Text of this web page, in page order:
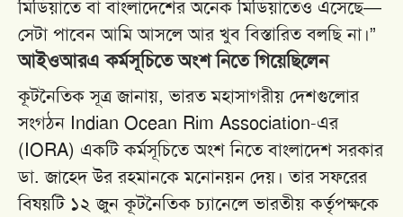
মিডিয়াতে বা বাংলাদেশের অনেক মিডিয়াতেও এসেছে—
সেটা পাবেন আমি আসলে আর খুব বিস্তারিত বলছি না।”
আইওআরএ কর্মসূচিতে অংশ নিতে গিয়েছিলেন
কূটনৈতিক সূত্র জানায়, ভারত মহাসাগরীয় দেশগুলোর
সংগঠন Indian Ocean Rim Association-এর
(IORA) একটি কর্মসূচিতে অংশ নিতে বাংলাদেশ সরকার
ডা. জাহেদ উর রহমানকে মনোনয়ন দেয়। তার সফরের
বিষয়টি ১২ জুন কূটনৈতিক চ্যানেলে ভারতীয় কর্তৃপক্ষকে